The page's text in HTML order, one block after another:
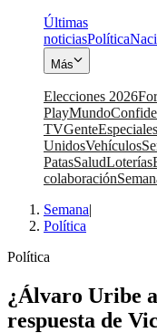
Últimas
noticiasPolítica
Más
Elecciones 2026
PlayMundo
TVGenteEspeciales
UnidosVehículos
PatasSaludLoterías
colaboración
Semana|
Política
Política
¿Álvaro Uribe
respuesta de